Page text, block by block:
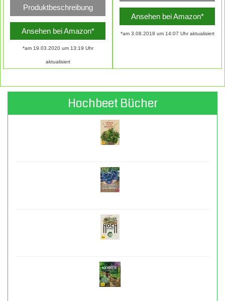
Produktbeschreibung
Ansehen bei Amazon*
*am 19.03.2020 um 13:19 Uhr
aktualisiert
Ansehen bei Amazon*
*am 3.08.2018 um 14:07 Uhr aktualisiert
Hochbeet Bücher